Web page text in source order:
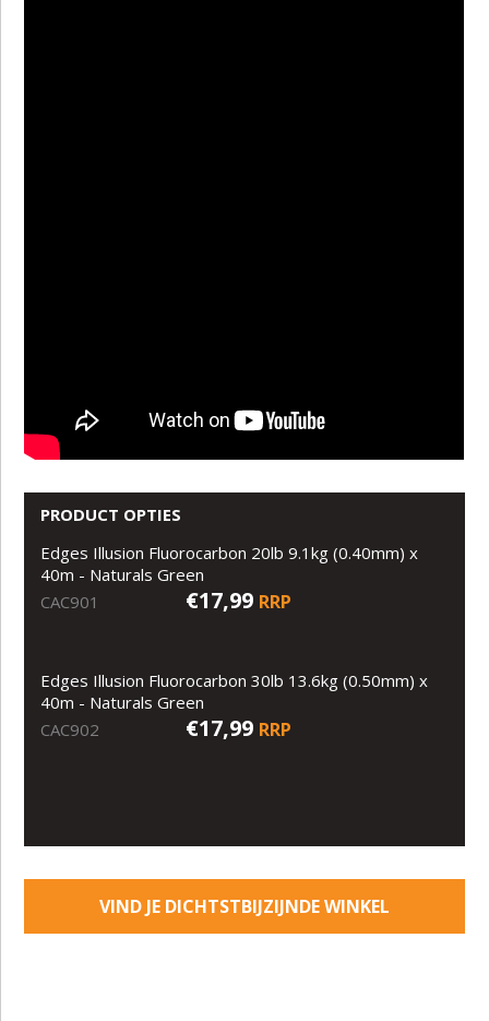
PRODUCT OPTIES
Edges Illusion Fluorocarbon 20lb 9.1kg (0.40mm) x
40m - Naturals Green
CAC901
€17,99 RRP
Edges Illusion Fluorocarbon 30lb 13.6kg (0.50mm) x
40m - Naturals Green
CAC902
€17,99 RRP
VIND JE DICHTSTBIJZIJNDE WINKEL